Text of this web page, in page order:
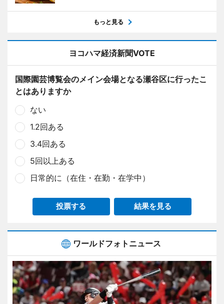
もっと見る
ヨコハマ経済新聞VOTE
国際園芸博覧会のメイン会場となる瀬谷区に行ったこ
とはありますか
ない
1.2回ある
3.4回ある
5回以上ある
日常的に（在住・在勤・在学中）
投票する 結果を見る
ワールドフォトニュース